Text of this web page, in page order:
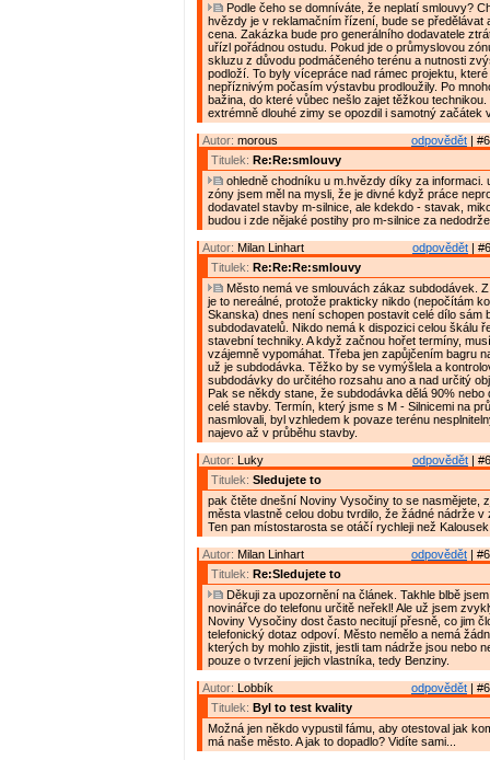
Podle čeho se domníváte, že neplatí smlouvy?
hvězdy je v reklamačním řízení, bude se předělávat
cena. Zakázka bude pro generálního dodavatele
uřízl pořádnou ostudu. Pokud jde o průmyslovou
skluzu z důvodu podmáčeného terénu a nutnosti
podloží. To byly vícepráce nad rámec projektu,
nepříznivým počasím výstavbu prodloužily. Po
bažina, do které vůbec nešlo zajet těžkou technikou.
extrémně dlouhé zimy se opozdil i samotný začátek
odpovědět |
Autor: morous
Titulek: Re:Re:smlouvy
ohledně chodníku u m.hvězdy díky za informaci.
zóny jsem měl na mysli, že je divné když práce
dodavatel stavby m-silnice, ale kdekdo - stavak,
budou i zde nějaké postihy pro m-silnice za
odpovědět |
Autor: Milan Linhart
Titulek: Re:Re:Re:smlouvy
Město nemá ve smlouvách zákaz subdodávek.
je to nereálné, protože prakticky nikdo (nepočítám
Skanska) dnes není schopen postavit celé dílo sám
subdodavatelů. Nikdo nemá k dispozici celou škálu
stavební techniky. A když začnou hořet termíny,
vzájemně vypomáhat. Třeba jen zapůjčením bagru
už je subdodávka. Těžko by se vymýšlela a
subdodávky do určitého rozsahu ano a nad určitý
Pak se někdy stane, že subdodávka dělá 90% nebo
celé stavby. Termín, který jsme s M - Silnicemi na
nasmlovali, byl vzhledem k povaze terénu
najevo až v průběhu stavby.
odpovědět |
Autor: Luky
Titulek: Sledujete to
pak čtěte dnešní Noviny Vysočiny to se nasmějete,
města vlastně celou dobu tvrdilo, že žádné nádrže v
Ten pan místostarosta se otáčí rychleji než Kalousek
odpovědět |
Autor: Milan Linhart
Titulek: Re:Sledujete to
Děkuji za upozornění na článek. Takhle blbě
novinářce do telefonu určitě neřekl! Ale už jsem
Noviny Vysočiny dost často necitují přesně, co jim
telefonický dotaz odpoví. Město nemělo a nemá
kterých by mohlo zjistit, jestli tam nádrže jsou nebo
pouze o tvrzení jejich vlastníka, tedy Benziny.
odpovědět |
Autor: Lobbík
Titulek: Byl to test kvality
Možná jen někdo vypustil fámu, aby otestoval jak
má naše město. A jak to dopadlo? Vidíte sami...